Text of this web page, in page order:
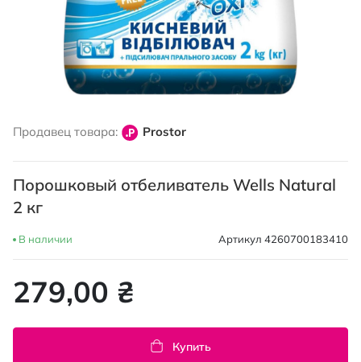
началу
изображений
Продавец товара: Prostor
Порошковый отбеливатель Wells Natural
2 кг
В наличии Артикул 4260700183410
279,00 ₴
Купить